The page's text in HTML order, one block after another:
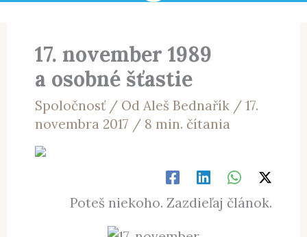
17. november 1989
a osobné šťastie
Spoločnosť/ Od Aleš Bednařík / 17.
novembra 2017 / 8 min. čítania
Poteš niekoho. Zazdieľaj článok.